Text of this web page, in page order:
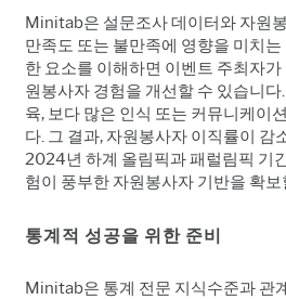
Minitab은 설문조사 데이터와 자원
만족도 또는 불만족에 영향을 미치
한 요소를 이해하면 이벤트 주최자
원봉사자 경험을 개선할 수 있습니다.
육, 보다 많은 인식 또는 커뮤니케이
다. 그 결과, 자원봉사자 이직률이 감
2024년 하계 올림픽과 패럴림픽 기
험이 풍부한 자원봉사자 기반을 확
통계적 성공을 위한 준비
Minitab은 통계 전문 지식수준과 관